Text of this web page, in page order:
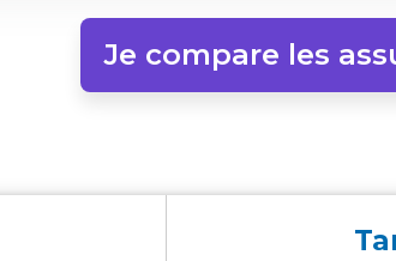
Je compare les